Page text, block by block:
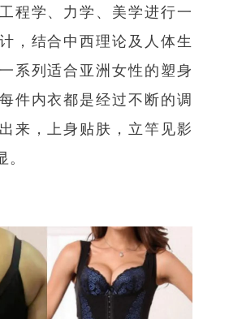
程学、力学、美学进行一
，结合中西理论及人体生
系列适合亚洲女性的塑身
件内衣都是经过不断的调
来，上身贴肤，立竿见影
。